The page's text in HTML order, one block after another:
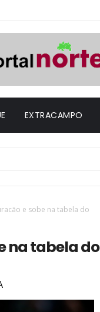
EXTRACAMPO
e sobe na tabela do
na tabela do